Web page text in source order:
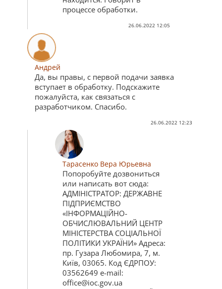
процессе обработки.
26.06.2022 12:05
Андрей
Да, вы правы, с первой подачи заявка
вступает в обработку. Подскажите
пожалуйста, как связаться с
разработчиком. Спасибо.
26.06.2022 12:23
Тарасенко Вера Юрьевна
Попоробуйте дозвониться
или написать вот сюда:
АДМІНІСТРАТОР: ДЕРЖАВНЕ
ПІДПРИЄМСТВО
«ІНФОРМАЦІЙНО-
ОБЧИСЛЮВАЛЬНИЙ ЦЕНТР
МІНІСТЕРСТВА СОЦІАЛЬНОЇ
ПОЛІТИКИ УКРАЇНИ» Адреса:
пр. Гузара Любомира, 7, м.
Київ, 03065. Код ЄДРПОУ:
03562649 e-mail:
office@ioc.gov.ua